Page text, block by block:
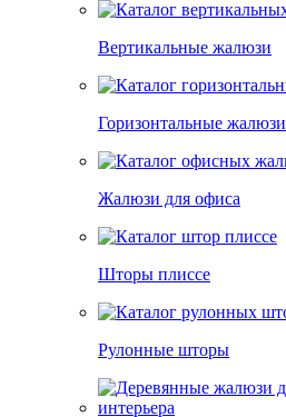
Вертикальные жалюзи
Горизонтальные жалюзи
Жалюзи для офиса
Шторы плиссе
Рулонные шторы